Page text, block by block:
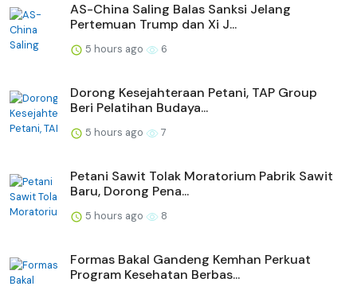
AS-China Saling Balas Sanksi Jelang
Pertemuan Trump dan Xi J...
5 hours ago 6
Dorong Kesejahteraan Petani, TAP Group
Beri Pelatihan Budaya...
5 hours ago 7
Petani Sawit Tolak Moratorium Pabrik Sawit
Baru, Dorong Pena...
5 hours ago 8
Formas Bakal Gandeng Kemhan Perkuat
Program Kesehatan Berbas...